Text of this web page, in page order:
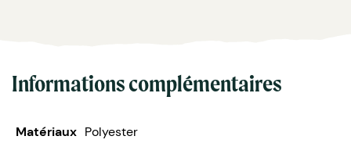
Informations complémentaires
Matériaux Polyester